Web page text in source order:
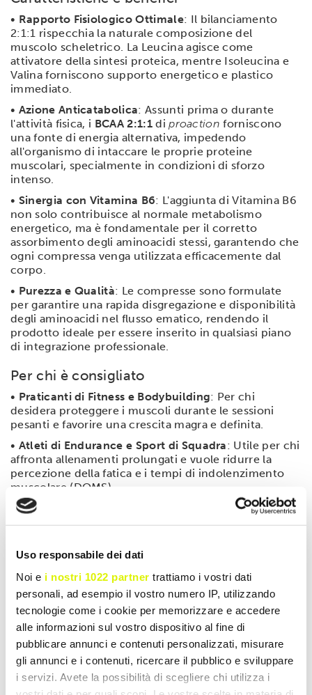
Uso responsabile dei dati
Noi e i nostri 1022 partner trattiamo i vostri dati
personali, ad esempio il vostro numero IP, utilizzando
tecnologie come i cookie per memorizzare e accedere
alle informazioni sul vostro dispositivo al fine di
pubblicare annunci e contenuti personalizzati, misurare
gli annunci e i contenuti, ricercare il pubblico e sviluppare
i servizi. Avete la possibilità di scegliere chi utilizza i
• Rapporto Fisiologico Ottimale: Il bilanciamento
2:1:1 rispecchia la naturale composizione del
muscolo scheletrico. La Leucina agisce come
attivatore della sintesi proteica, mentre Isoleucina e
Valina forniscono supporto energetico e plastico
immediato.
• Azione Anticatabolica: Assunti prima o durante
l'attività fisica, i BCAA 2:1:1diproaction forniscono
una fonte di energia alternativa, impedendo
all'organismo di intaccare le proprie proteine
muscolari, specialmente in condizioni di sforzo
intenso.
• Sinergia con Vitamina B6: L'aggiunta di Vitamina B6
non solo contribuisce al normale metabolismo
energetico, ma è fondamentale per il corretto
assorbimento degli aminoacidi stessi, garantendo che
ogni compressa venga utilizzata efficacemente dal
corpo.
• Purezza e Qualità: Le compresse sono formulate
per garantire una rapida disgregazione e disponibilità
degli aminoacidi nel flusso ematico, rendendo il
prodotto ideale per essere inserito in qualsiasi piano
di integrazione professionale.
Per chi è consigliato
• Praticanti di Fitness e Bodybuilding: Per chi
desidera proteggere i muscoli durante le sessioni
pesanti e favorire una crescita magra e definita.
• Atleti di Endurance e Sport di Squadra: Utile per chi
affronta allenamenti prolungati e vuole ridurre la
percezione della fatica e i tempi di indolenzimento
muscolare (DOMS).
Modalità d'uso
deglutire con acqua. Il prodotto può essere assunto
prima dell'allenamento per una funzione protettiva,
oppure dopo la sessione per massimizzare la fase di
riparazione tissutale.
SCHEDA TECNICA
CARATTERISTICHE